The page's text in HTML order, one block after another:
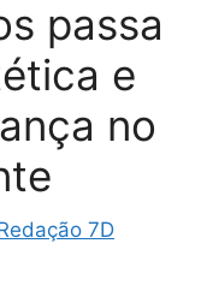
passa
e
no
7D